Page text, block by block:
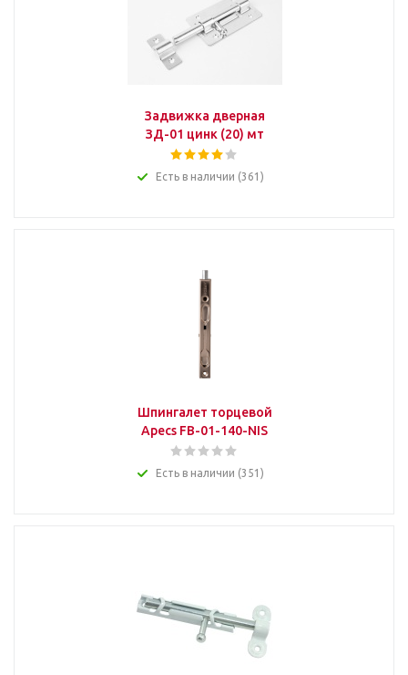
Задвижка дверная
ЗД-01 цинк (20) мт
Есть в наличии (361)
Шпингалет торцевой
Apecs FB-01-140-NIS
Есть в наличии (351)